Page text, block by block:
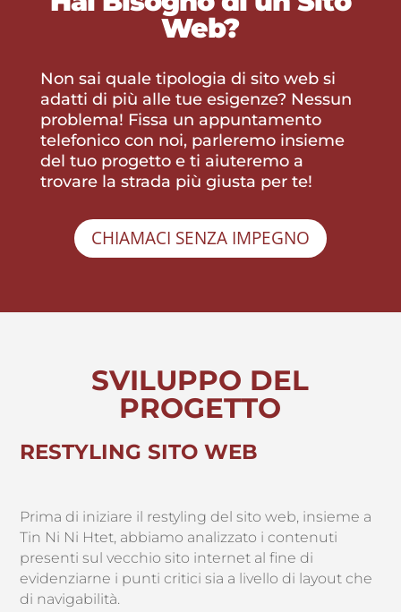
Web?
Non sai quale tipologia di sito web si
adatti di più alle tue esigenze? Nessun
problema! Fissa un appuntamento
telefonico con noi, parleremo insieme
del tuo progetto e ti aiuteremo a
trovare la strada più giusta per te!
CHIAMACI SENZA IMPEGNO
SVILUPPO DEL
PROGETTO
RESTYLING SITO WEB
Prima di iniziare il restyling del sito web, insieme a
Tin Ni Ni Htet, abbiamo analizzato i contenuti
presenti sul vecchio sito internet al fine di
evidenziarne i punti critici sia a livello di layout che
di navigabilità.